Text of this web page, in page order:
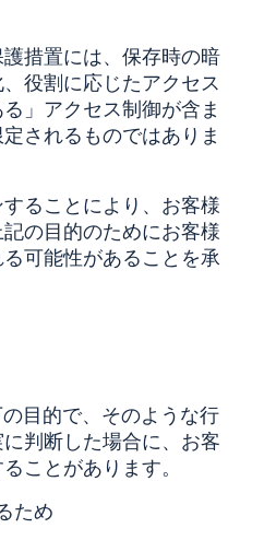
措置には、保存時の暗
役割に応じたアクセス
」アクセス制御が含ま
されるものではありま
ることにより、お客様
の目的のためにお客様
可能性があることを承
目的で、そのような行
判断した場合に、お客
ことがあります。
ため